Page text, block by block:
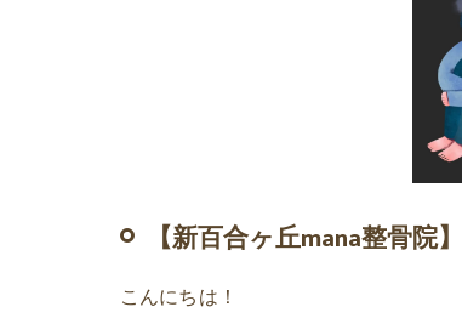
【新百合ヶ丘mana整骨院
こんにちは！